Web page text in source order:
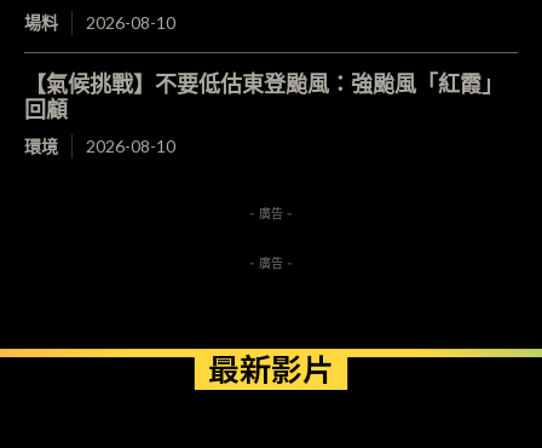
場料 2026-08-10
【氣候挑戰】不要低估東登颱風：強颱風「紅霞」
回顧
環境 2026-08-10
- 廣告 -
- 廣告 -
最新影片